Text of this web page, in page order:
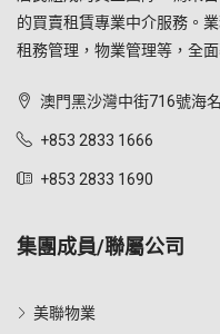
的買賣租賃專業中介服務。
租務管理，物業管理等，全
澳門黑沙灣中街716號海
+853 2833 1666
+853 2833 1690
集團成員/聯屬公司
美聯物業